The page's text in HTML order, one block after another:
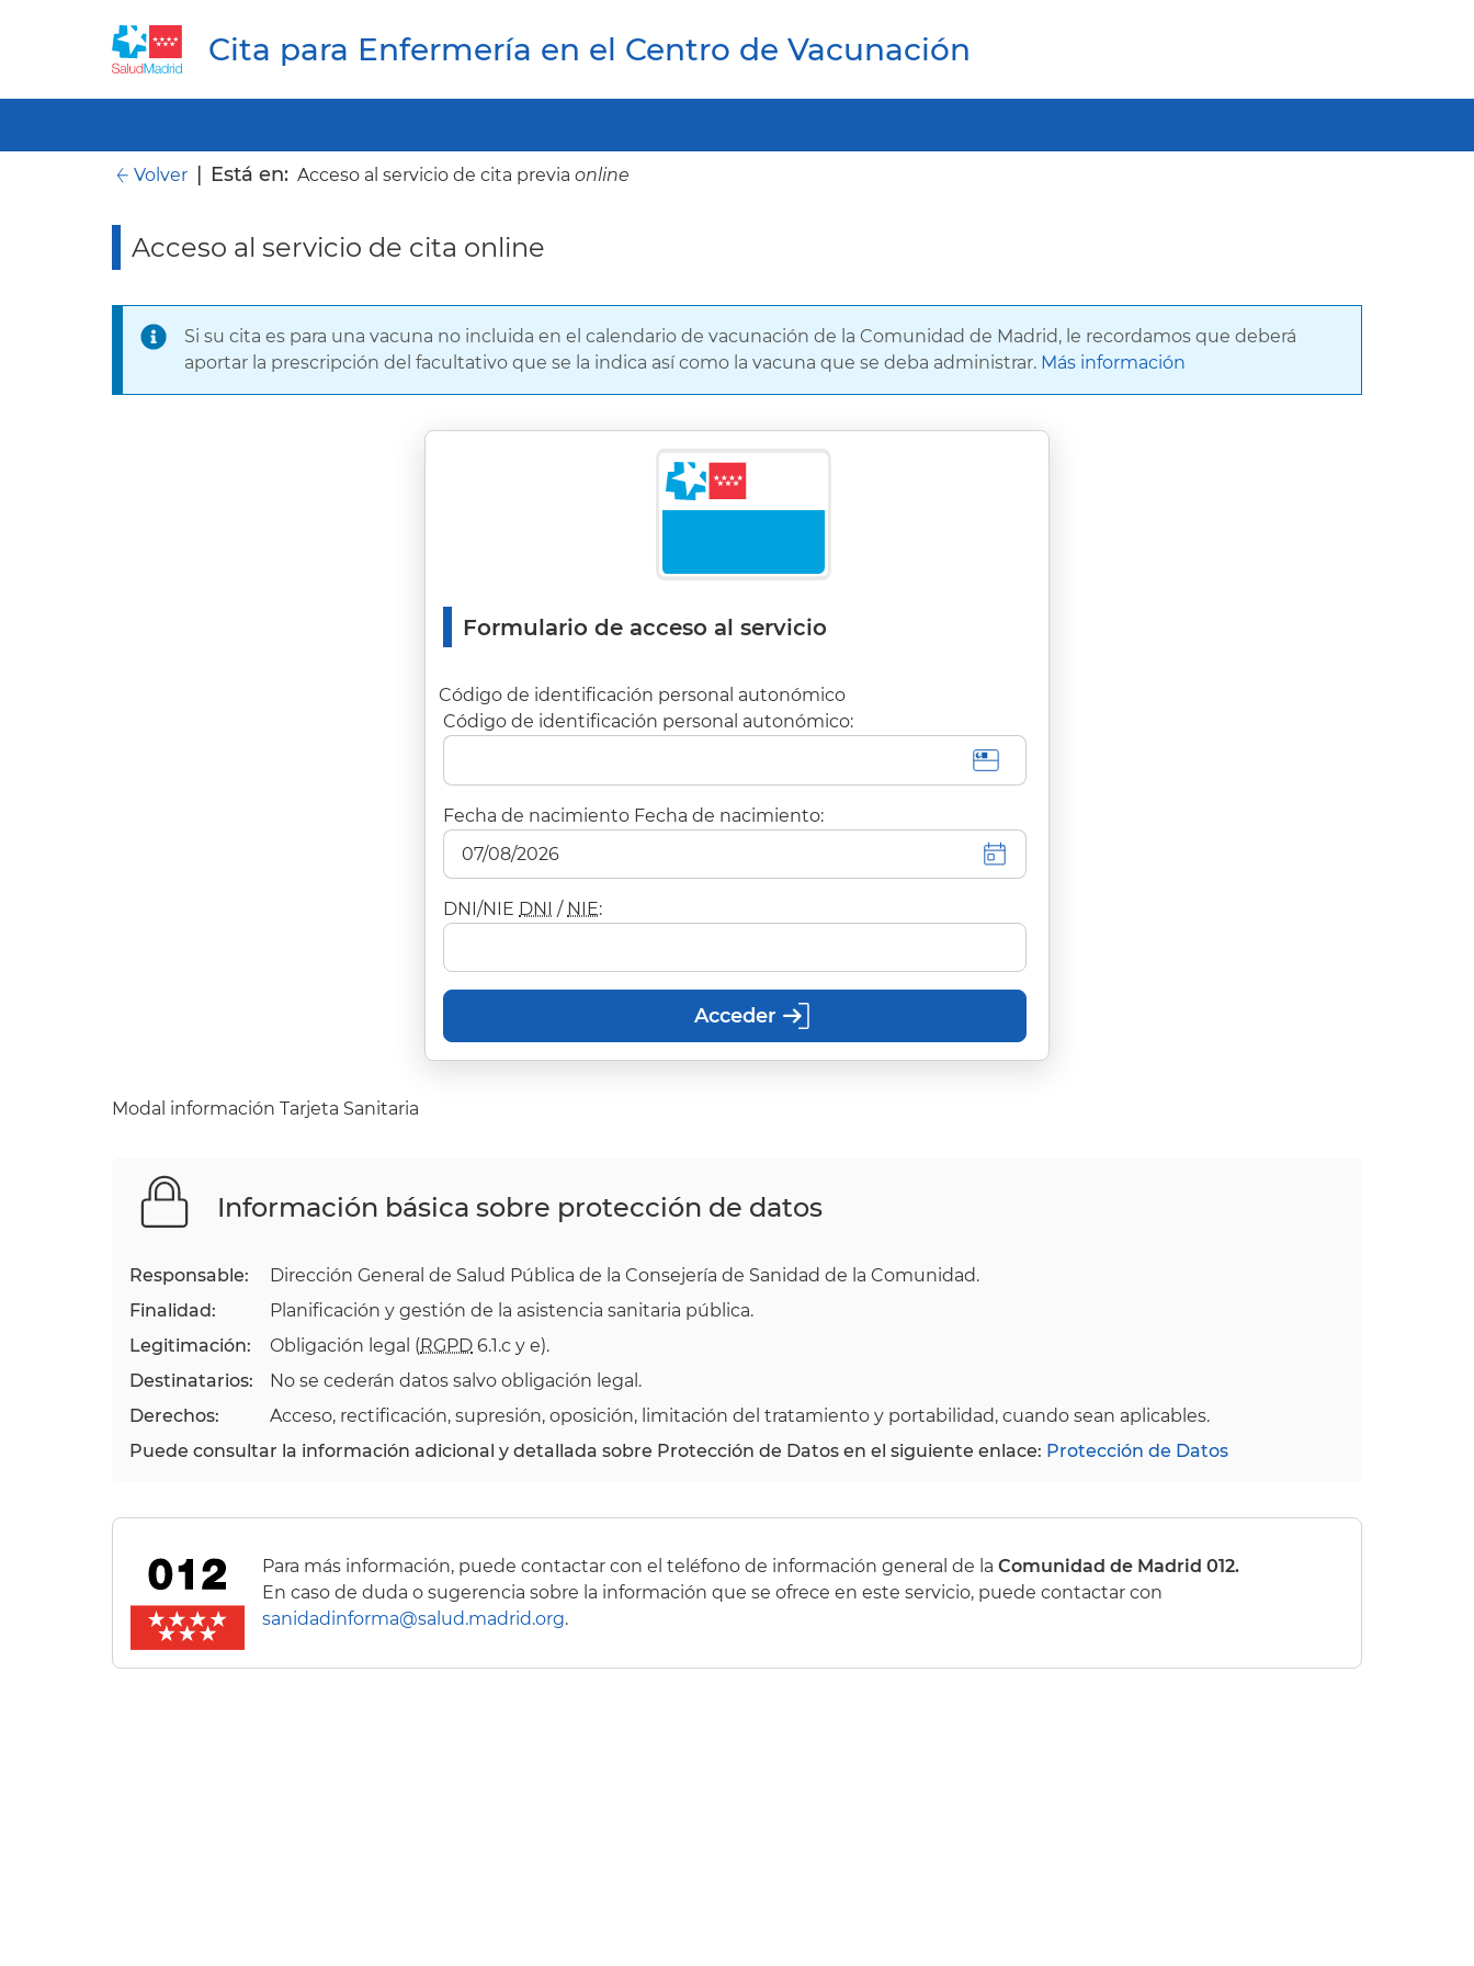
Cita para Enfermería en el Centro de Vacunación
Volver Está en: Acceso al servicio de cita previa online
Acceso al servicio de cita online
Si su cita es para una vacuna no incluida en el calendario de vacunación de la Comunidad de Madrid, le recordamos que deberá
aportar la prescripción del facultativo que se la indica así como la vacuna que se deba administrar. Más información
Formulario de acceso al servicio
Código de identificación personal autonómico
Código de identificación personal autonómico:
Fecha de nacimiento Fecha de nacimiento:
DNI/NIE DNI / NIE:
Modal información Tarjeta Sanitaria
Información básica sobre protección de datos
Responsable:
Dirección General de Salud Pública de la Consejería de Sanidad de la Comunidad.
Finalidad:
Planificación y gestión de la asistencia sanitaria pública.
Legitimación:
Obligación legal ( RGPD 6.1.c y e).
Destinatarios:
No se cederán datos salvo obligación legal.
Derechos:
Acceso, rectificación, supresión, oposición, limitación del tratamiento y portabilidad, cuando sean aplicables.
Puede consultar la información adicional y detallada sobre Protección de Datos en el siguiente enlace: Protección de Datos
Para más información, puede contactar con el teléfono de información general de la Comunidad de Madrid 012.
En caso de duda o sugerencia sobre la información que se ofrece en este servicio, puede contactar con
sanidadinforma@salud.madrid.org.